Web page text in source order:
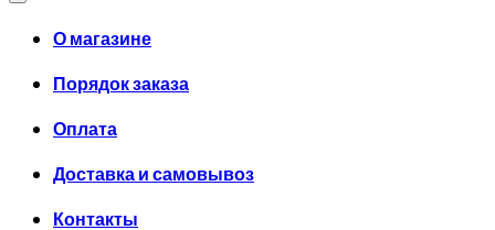
О магазине
Порядок заказа
Оплата
Доставка и самовывоз
Контакты